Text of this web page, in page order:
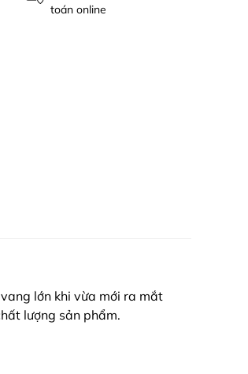
toán online
lớn khi vừa mới ra mắt
lượng sản phẩm.